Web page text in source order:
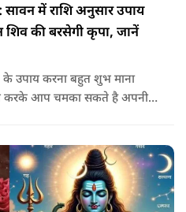
में राशि अनुसार उपाय
की बरसेगी कृपा, जानें
के उपाय करना बहुत शुभ माना
करके आप चमका सकते है अपनी